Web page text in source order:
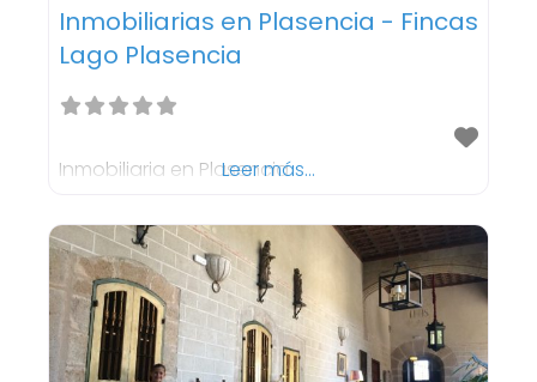
Inmobiliarias en Plasencia - Fincas
Lago Plasencia
Inmobiliaria en Plasencia
Leer más...